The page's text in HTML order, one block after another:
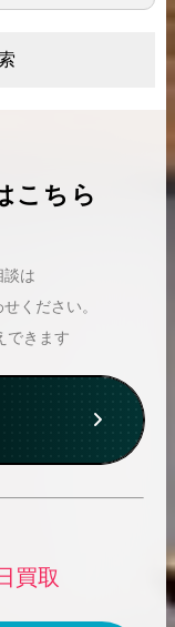
こちら
談は
ください。
できます
買取